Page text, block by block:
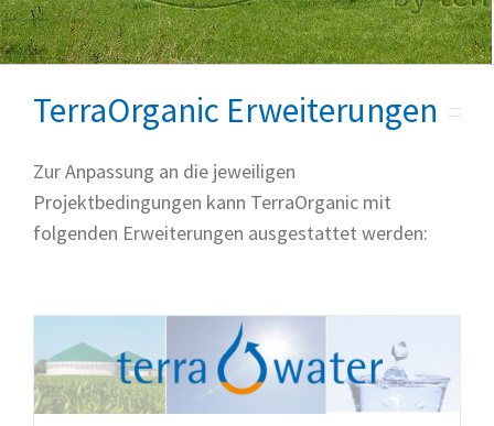
TerraOrganic Erweiterungen
Zur Anpassung an die jeweiligen
Projektbedingungen kann TerraOrganic mit
folgenden Erweiterungen ausgestattet werden: